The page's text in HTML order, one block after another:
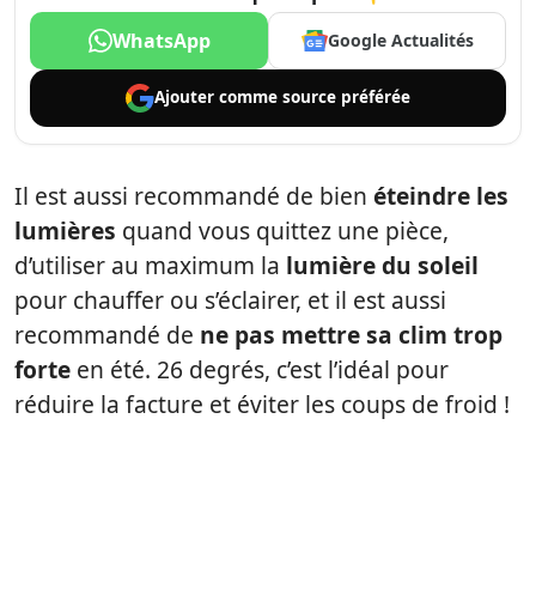
WhatsApp Google Actualités
Ajouter comme source préférée
Il est aussi recommandé de bien éteindre les
lumières quand vous quittez une pièce,
d’utiliser au maximum la lumière du soleil
pour chauffer ou s’éclairer, et il est aussi
recommandé de ne pas mettre sa clim trop
forte en été. 26 degrés, c’est l’idéal pour
réduire la facture et éviter les coups de froid !